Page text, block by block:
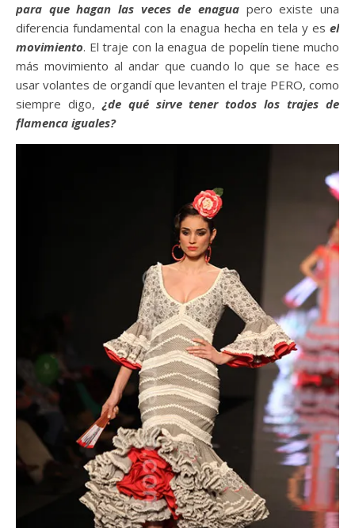
para que hagan las veces de enagua pero existe una
diferencia fundamental con la enagua hecha en tela y es el
movimiento. El traje con la enagua de popelín tiene mucho
más movimiento al andar que cuando lo que se hace es
usar volantes de organdí que levanten el traje PERO, como
siempre digo,¿de qué sirve tener todos los trajes de
flamenca iguales?